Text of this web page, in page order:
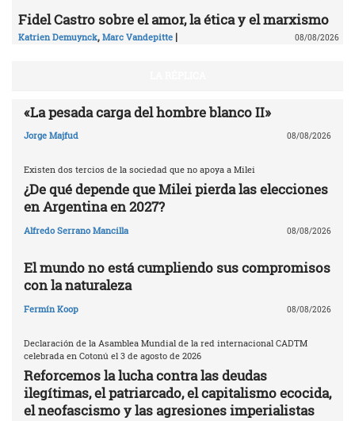
Fidel Castro sobre el amor, la ética y el marxismo
Katrien Demuynck, Marc Vandepitte | 08/08/2026
«La pesada carga del hombre blanco II»
Jorge Majfud 08/08/2026
Existen dos tercios de la sociedad que no apoya a Milei
¿De qué depende que Milei pierda las elecciones
en Argentina en 2027?
Alfredo Serrano Mancilla 08/08/2026
El mundo no está cumpliendo sus compromisos
con la naturaleza
Fermín Koop 08/08/2026
Declaración de la Asamblea Mundial de la red internacional CADTM
celebrada en Cotonú el 3 de agosto de 2026
Reforcemos la lucha contra las deudas
ilegítimas, el patriarcado, el capitalismo ecocida,
el neofascismo y las agresiones imperialistas